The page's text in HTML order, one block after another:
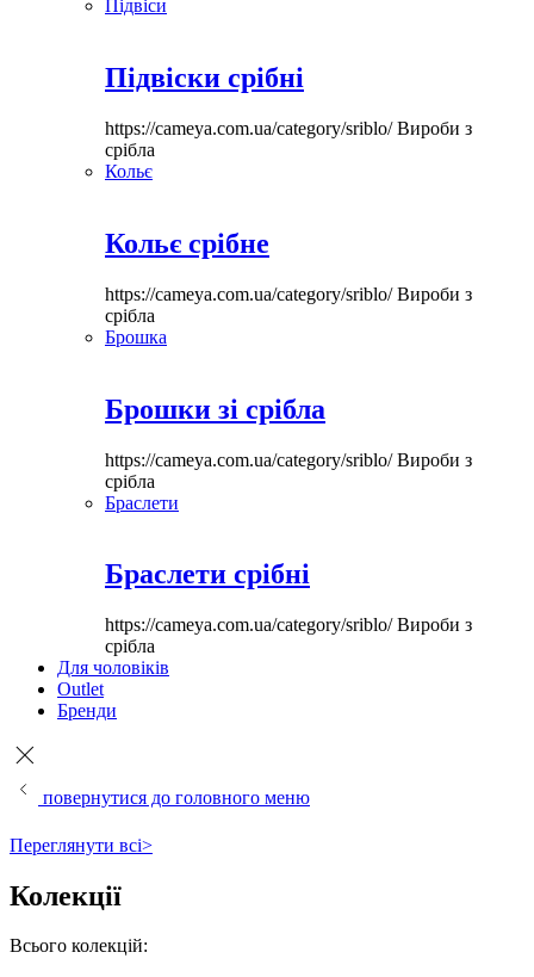
Підвіси
Підвіски срібні
https://cameya.com.ua/category/sriblo/Вироби з
срібла
Кольє
Кольє срібне
https://cameya.com.ua/category/sriblo/Вироби з
срібла
Брошка
Брошки зі срібла
https://cameya.com.ua/category/sriblo/Вироби з
срібла
Браслети
Браслети срібні
https://cameya.com.ua/category/sriblo/Вироби з
срібла
Для чоловіків
Outlet
Бренди
повернутися до головного меню
Переглянути всі>
Колекції
Всього колекцій: